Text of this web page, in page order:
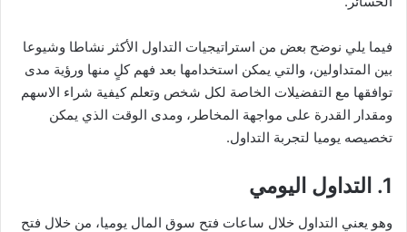
فيما يلي نوضح بعض من استراتيجيات التداول الأكثر نشاطا وشيوعا
بين المتداولين، والتي يمكن استخدامها بعد فهم كلٍ منها ورؤية مدى
توافقها مع التفضيلات الخاصة لكل شخص وتعلم كيفية شراء الاسهم
ومقدار القدرة على مواجهة المخاطر، ومدى الوقت الذي يمكن
تخصيصه يوميا لتجربة التداول.
1. التداول اليومي
وهو يعني التداول خلال ساعات فتح سوق المال يوميا، من خلال فتح